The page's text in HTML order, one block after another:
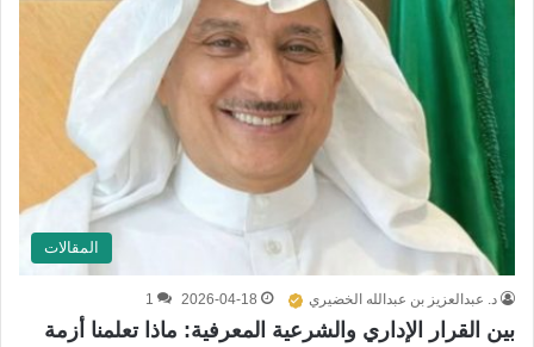
المقالات
د. عبدالعزيز بن عبدالله الخضيري 2026-04-18
1
بين القرار الإداري والشرعية المعرفية: ماذا تعلمنا أزمة